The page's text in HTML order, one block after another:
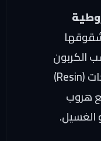
الكربون
النشط الناعم أو الراتنجات (Resin)
هروب
الغسيل.